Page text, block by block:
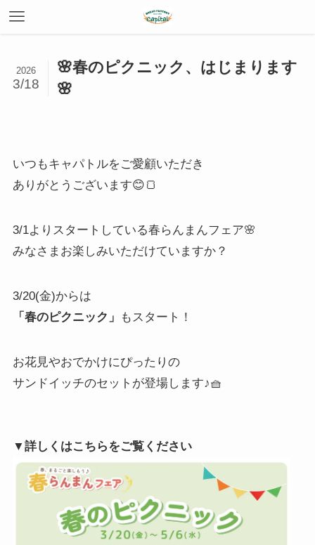
🌸春のピクニック、はじまります
🌸
2026
3/18
いつもキャパトルをご愛顧いただき
ありがとうございます😊🍞
3/1よりスタートしている春らんまんフェア🌸
みなさまお楽しみいただけていますか？
3/20(金)からは
「春のピクニック」
もスタート！
お花見やおでかけにぴったりの
サンドイッチのセットが登場します♪🧺
▼詳しくはこちらをご覧ください